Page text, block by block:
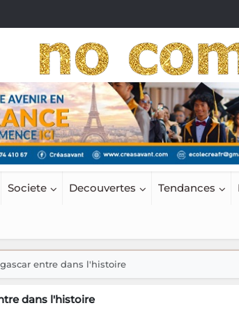
Societe Decouvertes Tendances
entre dans l'histoire
dans l'histoire